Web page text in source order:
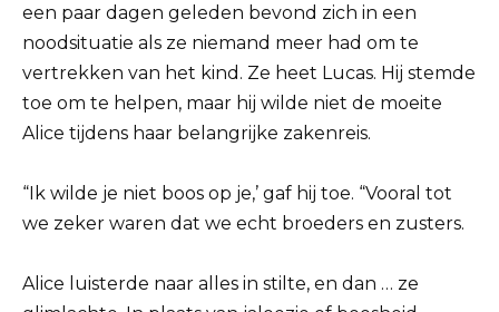
een paar dagen geleden bevond zich in een
noodsituatie als ze niemand meer had om te
vertrekken van het kind. Ze heet Lucas. Hij stemde
toe om te helpen, maar hij wilde niet de moeite
Alice tijdens haar belangrijke zakenreis.
“Ik wilde je niet boos op je,’ gaf hij toe. “Vooral tot
we zeker waren dat we echt broeders en zusters.
Alice luisterde naar alles in stilte, en dan … ze